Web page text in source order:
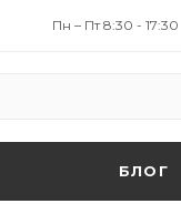
Пн – Пт 8:30 - 17:30
БЛОГ